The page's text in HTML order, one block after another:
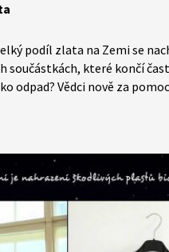
podíl zlata na Zemi se
součástkách, které končí
odpad? Vědci nově za